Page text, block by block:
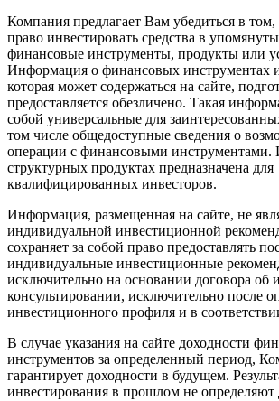
Компания предлагает Вам убедиться в
право инвестировать средства в
финансовые инструменты, продукты или
Информация о финансовых инструментах
которая может содержаться на сайте,
предоставляется обезличено. Такая
собой универсальные для
том числе общедоступные сведения о
операции с финансовыми
структурных продуктах предназначена для
квалифицированных инвесторов.
Информация, размещенная на сайте, не
индивидуальной инвестиционной
сохраняет за собой право предоставлять
индивидуальные инвестиционные
исключительно на основании договора об
консультировании, исключительно после
инвестиционного профиля и в
В случае указания на сайте доходности
инструментов за определенный период,
гарантирует доходности в будущем.
инвестирования в прошлом не